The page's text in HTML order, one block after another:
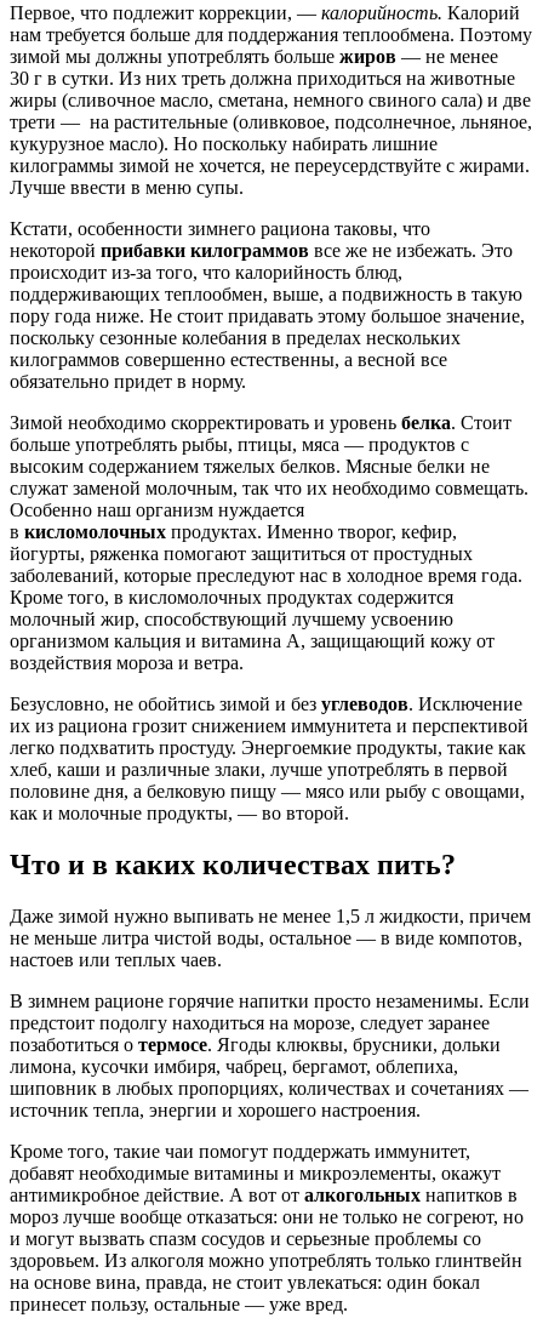
Первое, что подлежит коррекции, — калорийность. Калорий
нам требуется больше для поддержания теплообмена. Поэтому
зимой мы должны употреблять больше жиров — не менее
30 г в сутки. Из них треть должна приходиться на животные
жиры (сливочное масло, сметана, немного свиного сала) и две
трети — на растительные (оливковое, подсолнечное, льняное,
кукурузное масло). Но поскольку набирать лишние
килограммы зимой не хочется, не переусердствуйте с жирами.
Лучше ввести в меню супы.
Кстати, особенности зимнего рациона таковы, что
некоторой прибавки килограммов все же не избежать. Это
происходит из-за того, что калорийность блюд,
поддерживающих теплообмен, выше, а подвижность в такую
пору года ниже. Не стоит придавать этому большое значение,
поскольку сезонные колебания в пределах нескольких
килограммов совершенно естественны, а весной все
обязательно придет в норму.
Зимой необходимо скорректировать и уровень белка. Стоит
больше употреблять рыбы, птицы, мяса — продуктов с
высоким содержанием тяжелых белков. Мясные белки не
служат заменой молочным, так что их необходимо совмещать.
Особенно наш организм нуждается
в кисломолочных продуктах. Именно творог, кефир,
йогурты, ряженка помогают защититься от простудных
заболеваний, которые преследуют нас в холодное время года.
Кроме того, в кисломолочных продуктах содержится
молочный жир, способствующий лучшему усвоению
организмом кальция и витамина А, защищающий кожу от
воздействия мороза и ветра.
Безусловно, не обойтись зимой и без углеводов. Исключение
их из рациона грозит снижением иммунитета и перспективой
легко подхватить простуду. Энергоемкие продукты, такие как
хлеб, каши и различные злаки, лучше употреблять в первой
половине дня, а белковую пищу — мясо или рыбу с овощами,
как и молочные продукты, — во второй.
Что и в каких количествах пить?
Даже зимой нужно выпивать не менее 1,5 л жидкости, причем
не меньше литра чистой воды, остальное — в виде компотов,
настоев или теплых чаев.
В зимнем рационе горячие напитки просто незаменимы. Если
предстоит подолгу находиться на морозе, следует заранее
позаботиться о термосе. Ягоды клюквы, брусники, дольки
лимона, кусочки имбиря, чабрец, бергамот, облепиха,
шиповник в любых пропорциях, количествах и сочетаниях —
источник тепла, энергии и хорошего настроения.
Кроме того, такие чаи помогут поддержать иммунитет,
добавят необходимые витамины и микроэлементы, окажут
антимикробное действие. А вот от алкогольных напитков в
мороз лучше вообще отказаться: они не только не согреют, но
и могут вызвать спазм сосудов и серьезные проблемы со
здоровьем. Из алкоголя можно употреблять только глинтвейн
на основе вина, правда, не стоит увлекаться: один бокал
принесет пользу, остальные — уже вред.